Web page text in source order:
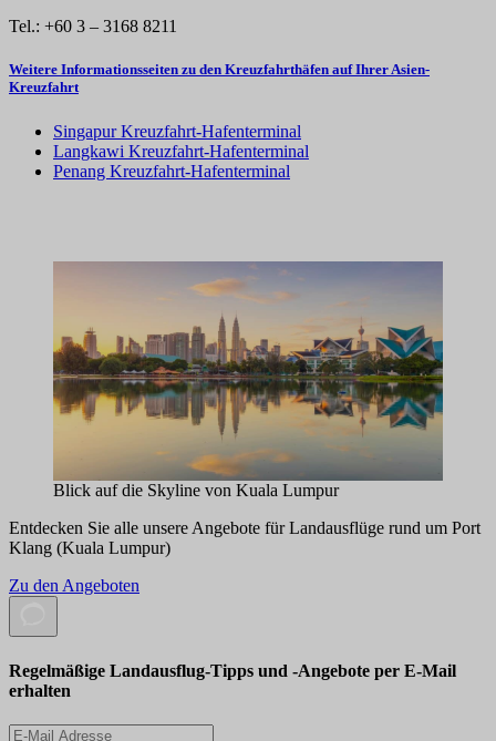
Tel.: +60 3 – 3168 8211
Weitere Informationsseiten zu den Kreuzfahrthäfen auf Ihrer Asien-
Kreuzfahrt
Singapur Kreuzfahrt-Hafenterminal
Langkawi Kreuzfahrt-Hafenterminal
Penang Kreuzfahrt-Hafenterminal
Blick auf die Skyline von Kuala Lumpur
Entdecken Sie alle unsere Angebote für Landausflüge rund um Port
Klang (Kuala Lumpur)
Zu den Angeboten
Regelmäßige Landausflug-Tipps und -Angebote per E-Mail
erhalten